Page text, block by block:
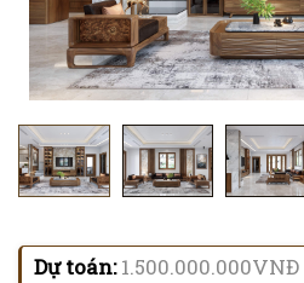
Dự toán:1.500.000.000VNĐ